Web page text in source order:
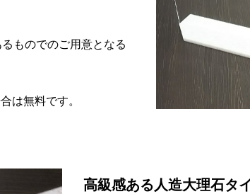
ものでのご用意となる
は無料です。
高級感ある人造大理石タ